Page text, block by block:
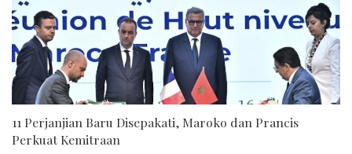
11 Perjanjian Baru Disepakati, Maroko dan Prancis
Perkuat Kemitraan